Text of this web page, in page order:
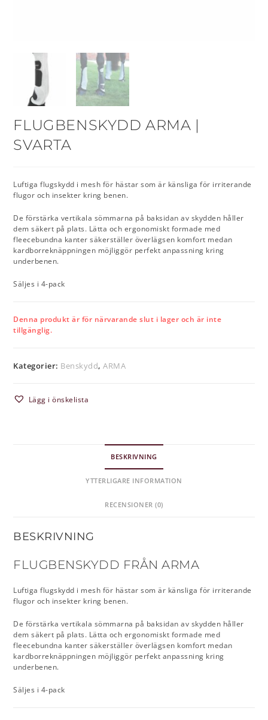
FLUGBENSKYDD ARMA |
SVARTA
Luftiga flugskydd i mesh för hästar som är känsliga för irriterande
flugor och insekter kring benen.
De förstärka vertikala sömmarna på baksidan av skydden håller
dem säkert på plats. Lätta och ergonomiskt formade med
fleecebundna kanter säkerställer överlägsen komfort medan
kardborreknäppningen möjliggör perfekt anpassning kring
underbenen.
Säljes i 4-pack
Denna produkt är för närvarande slut i lager och är inte
tillgänglig.
Kategorier: Benskydd,ARMA
Lägg i önskelista
BESKRIVNING
YTTERLIGARE INFORMATION
RECENSIONER (0)
BESKRIVNING
FLUGBENSKYDD FRÅN ARMA
Luftiga flugskydd i mesh för hästar som är känsliga för irriterande
flugor och insekter kring benen.
De förstärka vertikala sömmarna på baksidan av skydden håller
dem säkert på plats. Lätta och ergonomiskt formade med
fleecebundna kanter säkerställer överlägsen komfort medan
kardborreknäppningen möjliggör perfekt anpassning kring
underbenen.
Säljes i 4-pack